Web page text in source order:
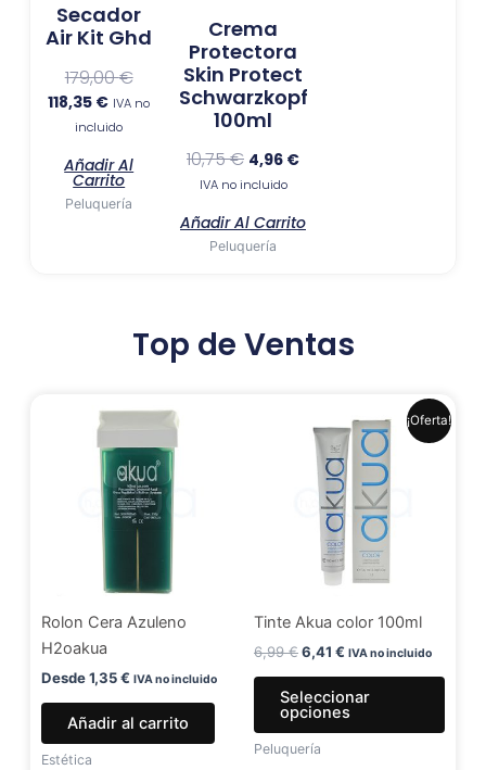
Secador
Air Kit Ghd
179,00€
118,35 € IVA no
incluido
Añadir Al
Carrito
Peluquería
Crema
Protectora
Skin Protect
Schwarzkopf
100ml
10,75€ 4,96 €
IVA no incluido
Añadir Al Carrito
Peluquería
Top de Ventas
Rolon Cera Azuleno
H2oakua
Desde1,35€ IVA no incluido
Añadir al carrito
Estética
¡Oferta!
Tinte Akua color 100ml
6,99€
precio
original
era:
6,99 €.
6,41 €
precio
actual
es:
6,41 €.
IVA no incluido
Seleccionar
opciones
Este
en
Peluquería